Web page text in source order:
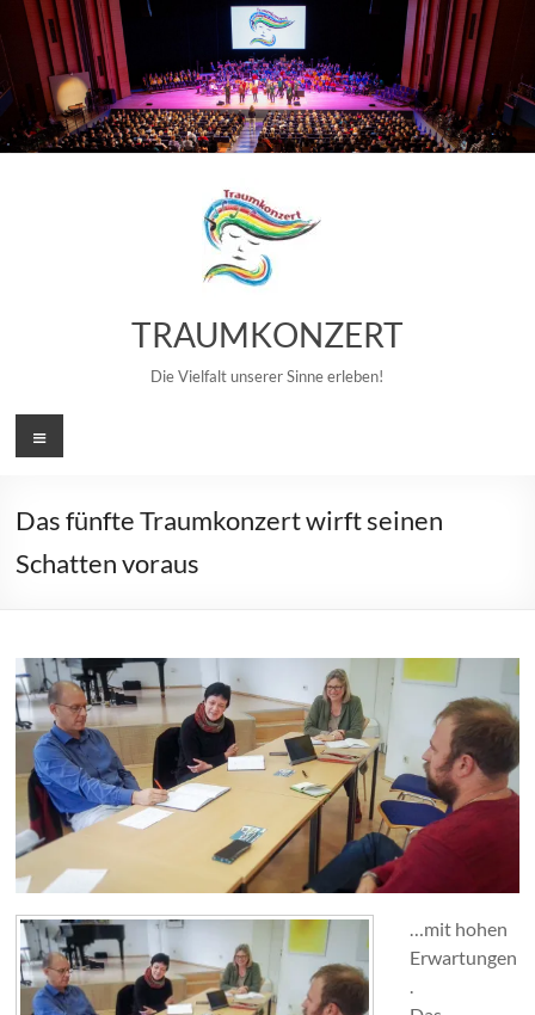
Zum
Inhalt
springen
TRAUMKONZERT
Die Vielfalt unserer Sinne erleben!
Menü
Das fünfte Traumkonzert wirft seinen
Schatten voraus
…mit hohen
Erwartungen